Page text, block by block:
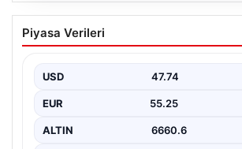
Kelebek sohbet platformu İle
İletişimin Sertifikalı Adresi Ve
İnternet çağında insanların seviyeli bir
olarak…
Piyasa Verileri
USD 47.74
EUR 55.25
ALTIN 6660.6